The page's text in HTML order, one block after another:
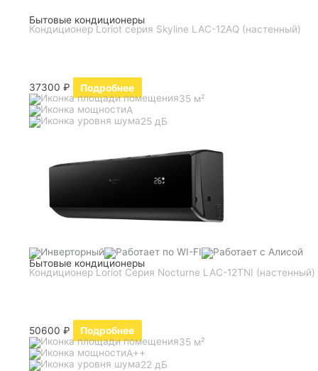
Бытовые кондиционеры
Кондиционер Loriot серия Skyline LAC-12AQ (настенный)
37300₽
Подробнее
35 м²
A
25 дБ
Бытовые кондиционеры
Кондиционер Loriot Серия Nocturne LAC-12TNI (настенный)
50600₽
Подробнее
35 м²
A++
22 дБ